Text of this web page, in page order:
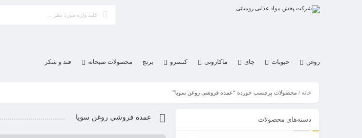
روغن حبوبات چای ماکارونی کنسرو برنج محصولات صبحانه قند و شکر
خانه / محصولات برچسب خورده “عمده فروشی روغن سویا”
عمده فروشی روغن سویا دسته‌های محصولات